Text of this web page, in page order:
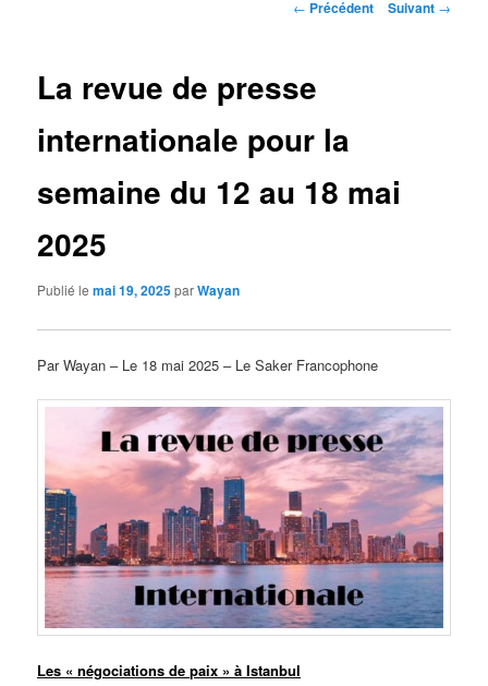
Navigation
← Précédent Suivant →
La revue de presse
internationale pour la
semaine du 12 au 18 mai
2025
Publié lemai 19, 2025parWayan
Par Wayan – Le 18 mai 2025 – Le Saker Francophone
Les « négociations de paix » à Istanbul